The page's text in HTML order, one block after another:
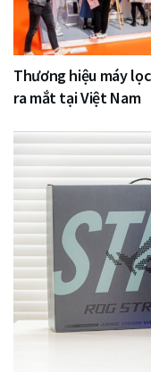
Thương hiệu máy
ra mắt tại Việt Nam